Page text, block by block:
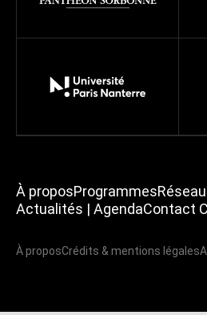
À proposProgrammesRéseau
Actualités | AgendaContact
À proposCrédits & mentions légales